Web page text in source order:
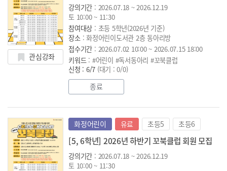
강의기간 : 2026.07.18 ~ 2026.12.19
토 10:00 ~ 11:30
참여대상 : 초등 5학년(2026년 기준)
장소 : 화정어린이도서관 2층 동아리방
접수기간 : 2026.07.02 10:00 ~ 2026.07.15 18:00
키워드 : #어린이 #독서동아리 #꼬북클럽
신청 : 6/7 (대기 : 0/0)
종료
관심강좌
화정어린이 유료 초등5 초등6
[5, 6학년] 2026년 하반기 꼬북클럽 회원 모집
강의기간 : 2026.07.18 ~ 2026.12.19
토 10:00 ~ 11:30